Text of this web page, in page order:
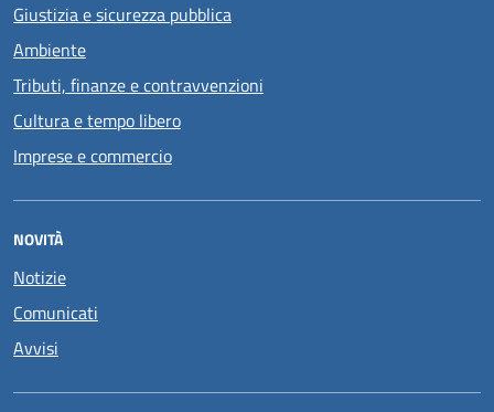
Giustizia e sicurezza pubblica
Ambiente
Tributi, finanze e contravvenzioni
Cultura e tempo libero
Imprese e commercio
NOVITÀ
Notizie
Comunicati
Avvisi